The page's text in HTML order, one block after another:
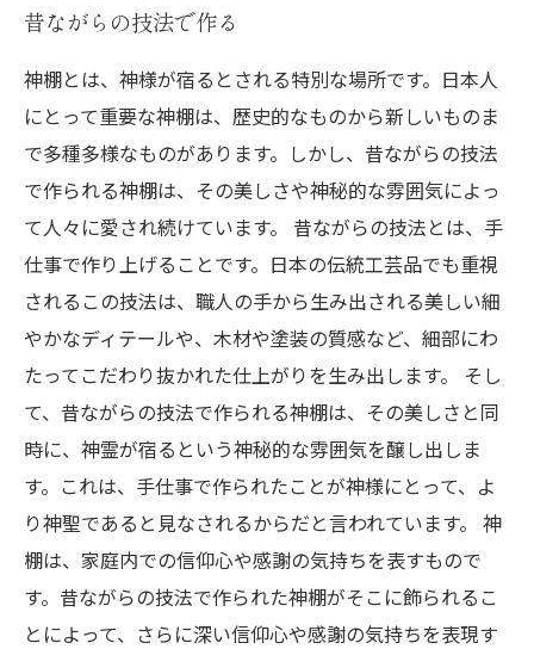
昔ながらの技法で作る
神棚とは、神様が宿るとされる特別な場所です。日本人
にとって重要な神棚は、歴史的なものから新しいものま
で多種多様なものがあります。しかし、昔ながらの技法
で作られる神棚は、その美しさや神秘的な雰囲気によっ
て人々に愛され続けています。 昔ながらの技法とは、手
仕事で作り上げることです。日本の伝統工芸品でも重視
されるこの技法は、職人の手から生み出される美しい細
やかなディテールや、木材や塗装の質感など、細部にわ
たってこだわり抜かれた仕上がりを生み出します。 そし
て、昔ながらの技法で作られる神棚は、その美しさと同
時に、神霊が宿るという神秘的な雰囲気を醸し出しま
す。これは、手仕事で作られたことが神様にとって、よ
り神聖であると見なされるからだと言われています。 神
棚は、家庭内での信仰心や感謝の気持ちを表すもので
す。昔ながらの技法で作られた神棚がそこに飾られるこ
とによって、さらに深い信仰心や感謝の気持ちを表現す